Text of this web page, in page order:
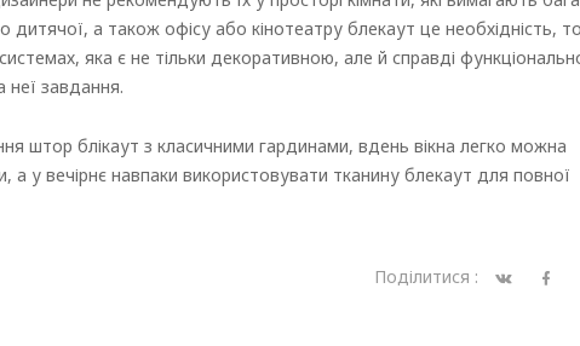
дитячої, а також офісу або кінотеатру блекаут це необхідність,
яка є не тільки декоративною, але й справді
неї завдання.
штор блікаут з класичними гардинами, вдень вікна легко можна
а у вечірнє навпаки використовувати тканину блекаут для повної
Поділитися :